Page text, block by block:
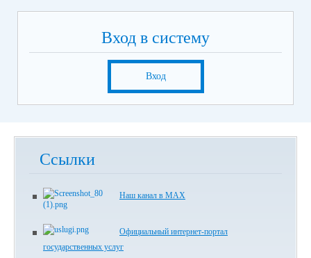
Вход в систему
Вход
Ссылки
Наш канал в МАХ
Официальный интернет-портал
государственных услуг